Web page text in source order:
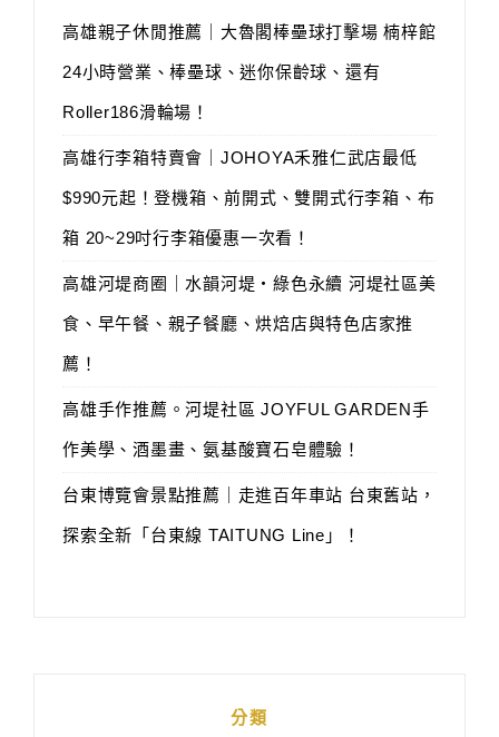
高雄親子休閒推薦｜大魯閣棒壘球打擊場 楠梓館
24小時營業、棒壘球、迷你保齡球、還有
Roller186滑輪場！
高雄行李箱特賣會｜JOHOYA禾雅仁武店最低
$990元起！登機箱、前開式、雙開式行李箱、布
箱 20~29吋行李箱優惠一次看！
高雄河堤商圈｜水韻河堤‧綠色永續 河堤社區美
食、早午餐、親子餐廳、烘焙店與特色店家推
薦！
高雄手作推薦。河堤社區 JOYFUL GARDEN手
作美學、酒墨畫、氨基酸寶石皂體驗！
台東博覽會景點推薦｜走進百年車站 台東舊站，
探索全新「台東線 TAITUNG Line」！
分類